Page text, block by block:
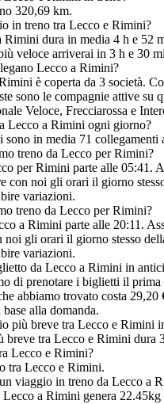
320,69 km.
in treno tra Lecco e Rimini?
dura in media 4 h e 52
veloce arriverai in 3 h e 30
Lecco a Rimini?
è coperta da 3 società.
sono le compagnie attive su
Veloce, Frecciarossa e
Lecco a Rimini ogni giorno?
in media 71 collegamenti
treno da Lecco per Rimini?
per Rimini parte alle 05:41.
con noi gli orari il giorno
variazioni.
treno da Lecco per Rimini?
a Rimini parte alle 20:11.
noi gli orari il giorno stesso
variazioni.
da Lecco a Rimini in
di prenotare i biglietti il prima
abbiamo trovato costa 29,20
alla domanda.
più breve tra Lecco e Rimini
breve tra Lecco e Rimini dura
Lecco e Rimini?
tra Lecco e Rimini.
viaggio in treno da Lecco a
a Rimini genera